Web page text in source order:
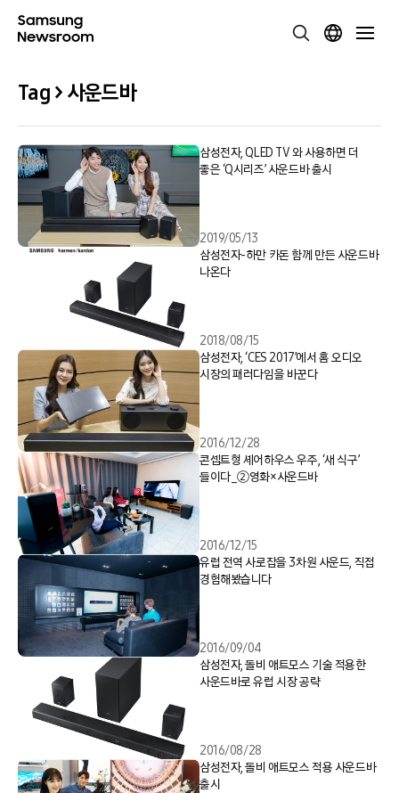
Tag > 사운드바
삼성전자, QLED TV 와 사용하면 더
좋은 ‘Q시리즈’ 사운드바 출시
2019/05/13
삼성전자-하만 카돈 함께 만든 사운드바
나온다
2018/08/15
삼성전자, ‘CES 2017’에서 홈 오디오
시장의 패러다임을 바꾼다
2016/12/28
콘셉트형 셰어하우스 우주, ‘새 식구’
들이다_②영화×사운드바
2016/12/15
유럽 전역 사로잡을 3차원 사운드, 직접
경험해봤습니다
2016/09/04
삼성전자, 돌비 애트모스 기술 적용한
사운드바로 유럽 시장 공략
2016/08/28
삼성전자, 돌비 애트모스 적용 사운드바
출시